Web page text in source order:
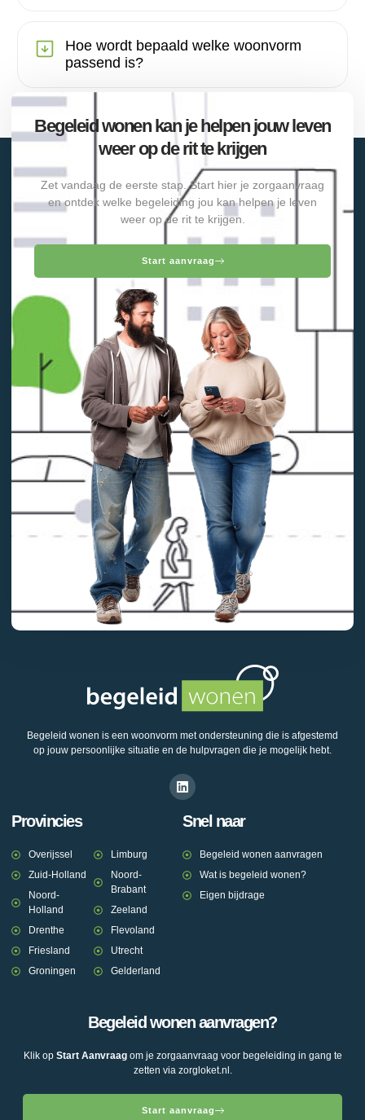
Hoe wordt bepaald welke woonvorm
passend is?
Begeleid wonen kan je helpen jouw leven
weer op de rit te krijgen
Zet vandaag de eerste stap. Start hier je zorgaanvraag
en ontdek welke begeleiding jou kan helpen je leven
weer op de rit te krijgen.
Start aanvraag
Begeleid wonen is een woonvorm met ondersteuning die is afgestemd
op jouw persoonlijke situatie en de hulpvragen die je mogelijk hebt.
Provincies
Overijssel
Zuid-Holland
Noord-
Holland
Drenthe
Friesland
Groningen
Limburg
Noord-
Brabant
Zeeland
Flevoland
Utrecht
Gelderland
Snel naar
Begeleid wonen aanvragen
Wat is begeleid wonen?
Eigen bijdrage
Begeleid wonen aanvragen?
Klik op Start Aanvraagom je zorgaanvraag voor begeleiding in gang te
zetten via zorgloket.nl.
Start aanvraag